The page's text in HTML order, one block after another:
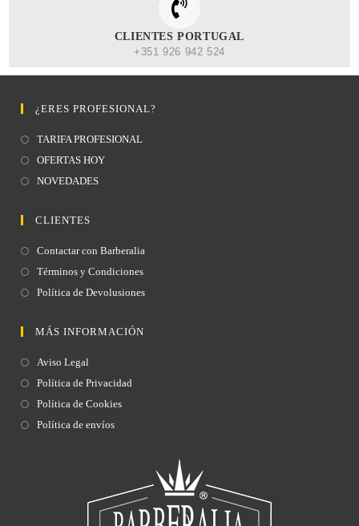
CLIENTES PORTUGAL
+351 926 942 524
MÁS INFORMACIÓN
Aviso Legal
Política de Privacidad
Política de Cookies
Política de envíos
CLIENTES
Contactar con Barberalia
Términos y Condiciones
Política de Devolusiones
¿ERES PROFESIONAL?
TARIFA PROFESIONAL
OFERTAS HOY
NOVEDADES